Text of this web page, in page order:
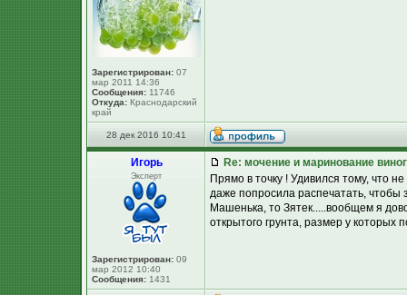
Зарегистрирован: 07
мар 2011 14:36
Сообщения: 11746
Откуда: Краснодарский
край
28 дек 2016 10:41
Игорь
Эксперт
Зарегистрирован: 09
мар 2012 10:40
Сообщения: 1431
Re: мочение и маринование
Прямо в точку ! Удивился тому, что
даже попросила распечатать, чтобы
Машенька, то Зятек.....вообщем я
открытого грунта, размер у